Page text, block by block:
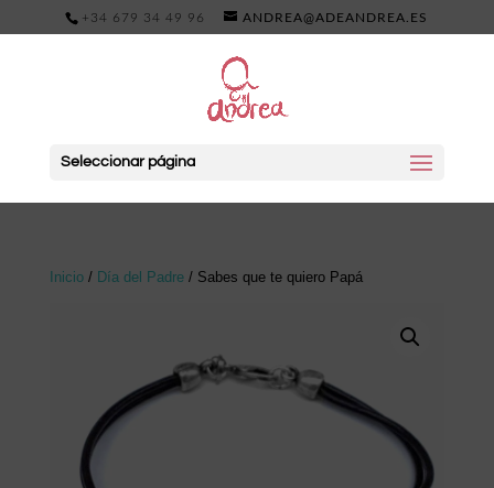
+34 679 34 49 96 ANDREA@ADEANDREA.ES
Seleccionar página
Inicio/ Día del Padre/ Sabes que te quiero Papá